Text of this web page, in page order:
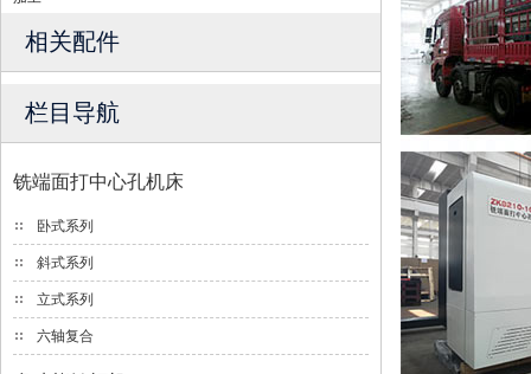
相关配件
栏目导航
铣端面打中心孔机床
卧式系列
斜式系列
立式系列
六轴复合